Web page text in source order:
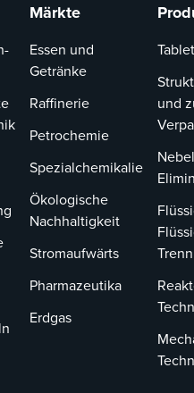
Märkte
Essen und
Getränke
Raffinerie
Petrochemie
Spezialchemikalie
Ökologische
Nachhaltigkeit
Stromaufwärts
Pharmazeutika
Erdgas
und